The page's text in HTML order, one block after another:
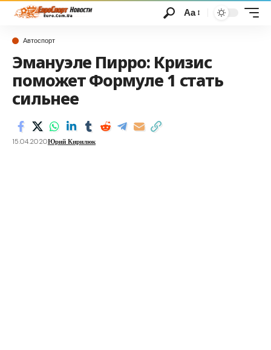
Аа
Автоспорт
Эмануэле Пирро: Кризис
поможет Формуле 1 стать
сильнее
15.04.2020Юрий Кирилюк